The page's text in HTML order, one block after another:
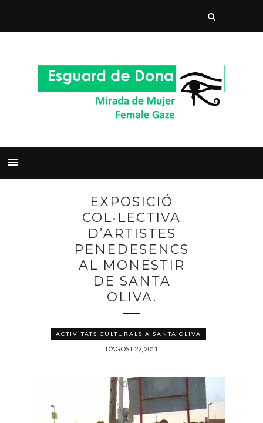
EXPOSICIÓ
COL•LECTIVA
D’ARTISTES
PENEDESENCS
AL MONESTIR
DE SANTA
OLIVA.
ACTIVITATS CULTURALS A SANTA OLIVA
D’AGOST 22, 2011